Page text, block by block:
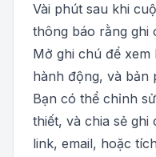
Vài phút sau khi
thông báo rằng ghi
Mở ghi chú để xem
hành động, và bản
Bạn có thể chỉnh
thiết, và chia sẻ ghi
link, email, hoặc